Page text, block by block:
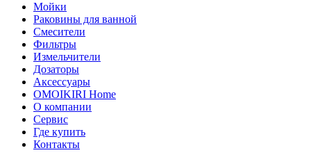
Мойки
Раковины для ванной
Смесители
Фильтры
Измельчители
Дозаторы
Аксессуары
OMOIKIRI Home
О компании
Сервис
Где купить
Контакты